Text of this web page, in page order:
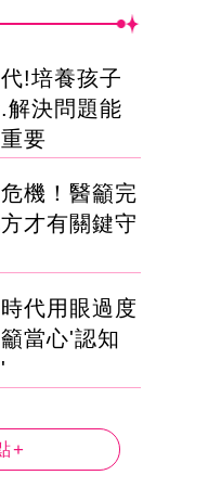
!培養孩子
解決問題能
要
機！醫籲完
才有關鍵守
代用眼過度
當心'認知
+